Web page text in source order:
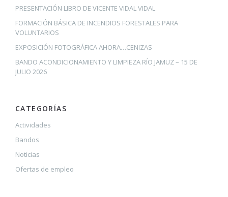
PRESENTACIÓN LIBRO DE VICENTE VIDAL VIDAL
FORMACIÓN BÁSICA DE INCENDIOS FORESTALES PARA
VOLUNTARIOS
EXPOSICIÓN FOTOGRÁFICA AHORA…CENIZAS
BANDO ACONDICIONAMIENTO Y LIMPIEZA RÍO JAMUZ – 15 DE
JULIO 2026
CATEGORÍAS
Actividades
Bandos
Noticias
Ofertas de empleo